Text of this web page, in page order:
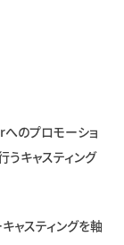
へのプロモーショ
うキャスティング
ャスティングを軸